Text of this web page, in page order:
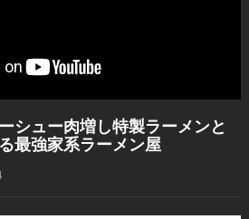
シュー肉増し特製ラーメンと
最強家系ラーメン屋